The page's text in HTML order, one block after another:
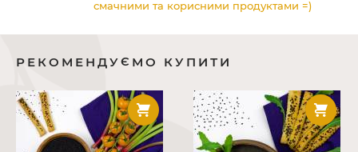
смачними та корисними продуктами =)
РЕКОМЕНДУЄМО КУПИТИ